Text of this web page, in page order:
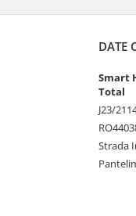
DATE
Smart
Total
J23/
Strada